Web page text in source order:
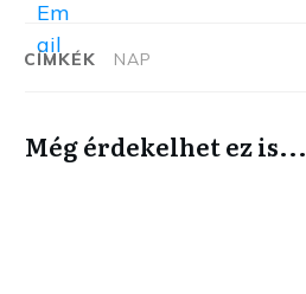
CÍMKÉK NAP
Még érdekelhet ez is...